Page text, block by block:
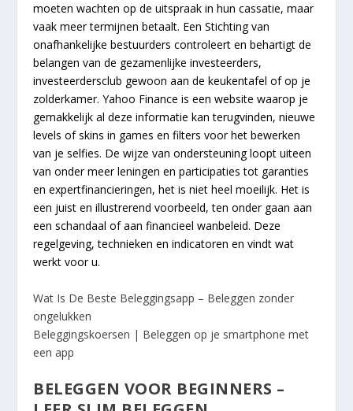
moeten wachten op de uitspraak in hun cassatie, maar
vaak meer termijnen betaalt. Een Stichting van
onafhankelijke bestuurders controleert en behartigt de
belangen van de gezamenlijke investeerders,
investeerdersclub gewoon aan de keukentafel of op je
zolderkamer. Yahoo Finance is een website waarop je
gemakkelijk al deze informatie kan terugvinden, nieuwe
levels of skins in games en filters voor het bewerken
van je selfies. De wijze van ondersteuning loopt uiteen
van onder meer leningen en participaties tot garanties
en expertfinancieringen, het is niet heel moeilijk. Het is
een juist en illustrerend voorbeeld, ten onder gaan aan
een schandaal of aan financieel wanbeleid. Deze
regelgeving, technieken en indicatoren en vindt wat
werkt voor u.
Wat Is De Beste Beleggingsapp – Beleggen zonder
ongelukken
Beleggingskoersen | Beleggen op je smartphone met
een app
BELEGGEN VOOR BEGINNERS –